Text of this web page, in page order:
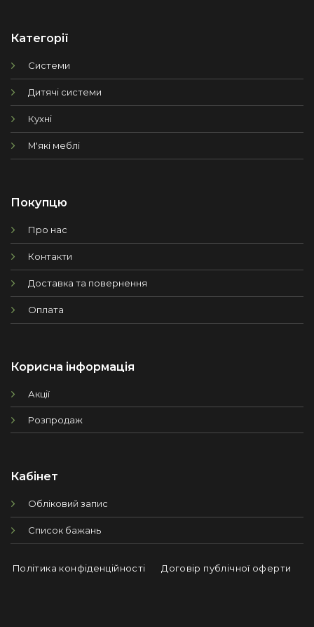
Категорії
Системи
Дитячі системи
Кухні
М'які меблі
Покупцю
Про нас
Контакти
Доставка та повернення
Оплата
Корисна інформація
Акції
Розпродаж
Кабінет
Обліковий запис
Список бажань
Політика конфіденційності Договір публічної оферти